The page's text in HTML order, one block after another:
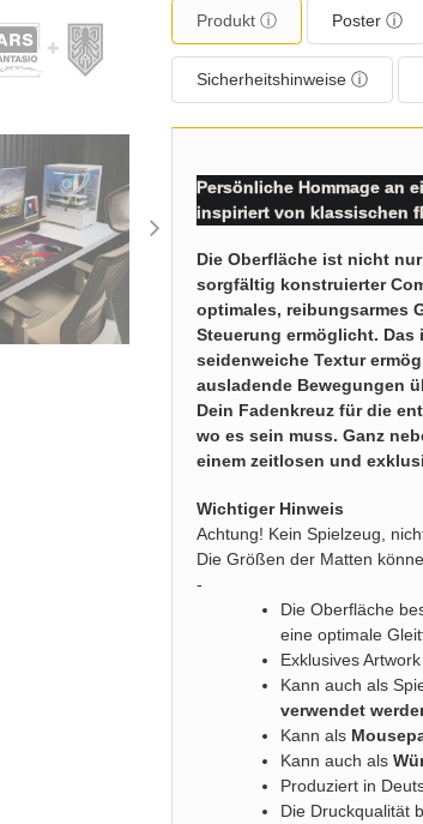
Produkt ⓘ Poster ⓘ
Sicherheitshinweise ⓘ
Persönliche Hommage an
inspiriert von klassischen
Die Oberfläche ist nicht
sorgfältig konstruierter
optimales, reibungsarmes
Steuerung ermöglicht.
seidenweiche Textur
ausladende Bewegungen
Dein Fadenkreuz für die
wo es sein muss. Ganz
einem zeitlosen und
Wichtiger Hinweis
Achtung! Kein Spielzeug,
Die Größen der Matten
-
Die Oberfläche
eine optimale
Exklusives
Kann auch als
verwendet
Kann als
Kann auch als
Produziert in
Die Druckqualität